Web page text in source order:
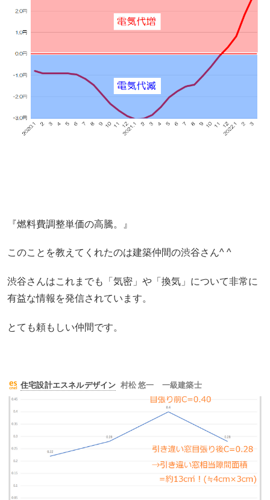
『燃料費調整単価の高騰。』
このことを教えてくれたのは建築仲間の渋谷さん^ ^
渋谷さんはこれまでも「気密」や「換気」について非常に
有益な情報を発信されています。
とても頼もしい仲間です。